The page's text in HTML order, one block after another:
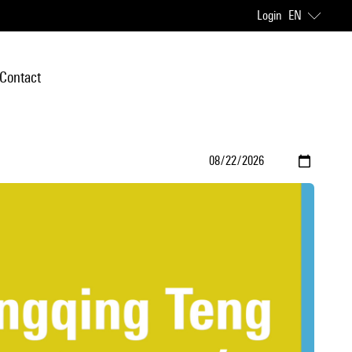
Login EN